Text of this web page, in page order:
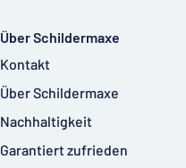
Über Schildermaxe
Kontakt
Über Schildermaxe
Nachhaltigkeit
Garantiert zufrieden